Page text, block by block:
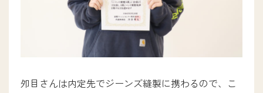
プライバシーポリシー
夘目さんは内定先でジーンズ縫製に携わるので、こ